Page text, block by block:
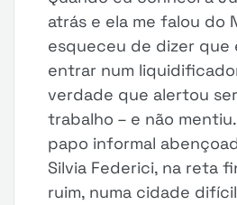
atrás e ela me falou do
esqueceu de dizer que
entrar num
verdade que alertou
trabalho – e não
papo informal
Silvia Federici, na reta
ruim, numa cidade